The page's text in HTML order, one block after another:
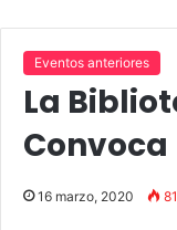
Eventos anteriores
La
Convoca
16 marzo, 2020